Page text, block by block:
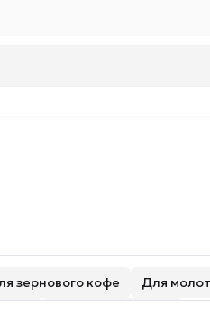
зернового кофе Для